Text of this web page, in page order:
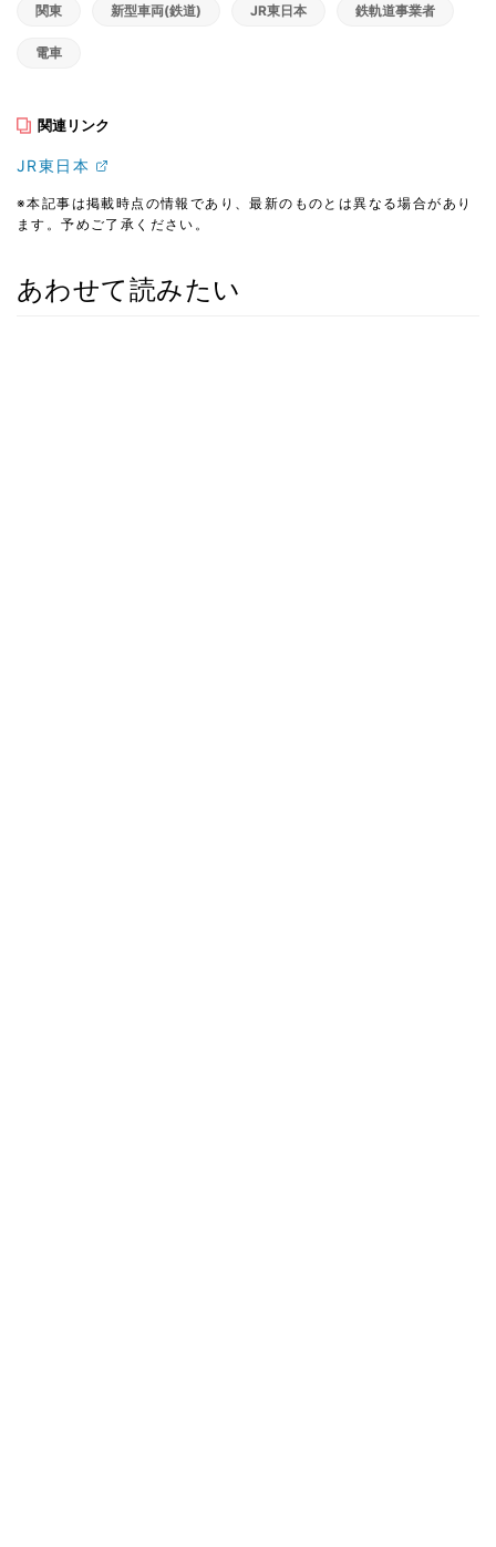
関東 新型車両(鉄道) JR東日本 鉄軌道事業者
電車
関連リンク
JR東日本
※本記事は掲載時点の情報であり、最新のものとは異なる場合があり
ます。予めご了承ください。
あわせて読みたい